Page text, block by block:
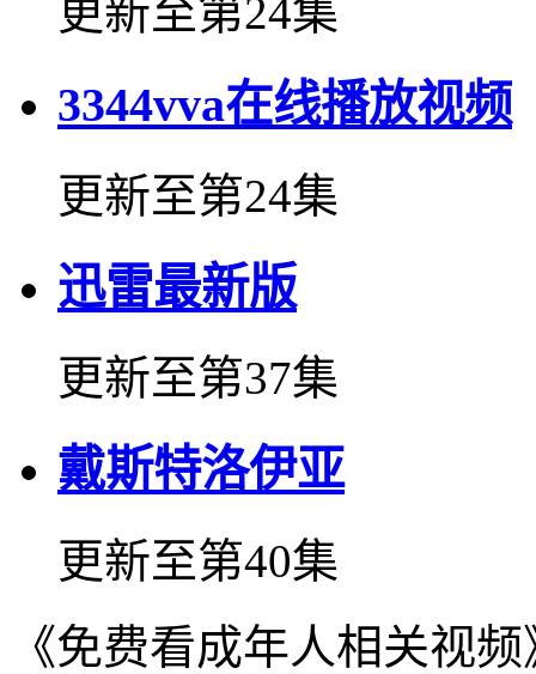
更新至第24集
3344vva在线播放视频
更新至第24集
迅雷最新版
更新至第37集
戴斯特洛伊亚
更新至第40集
《免费看成年人相关视